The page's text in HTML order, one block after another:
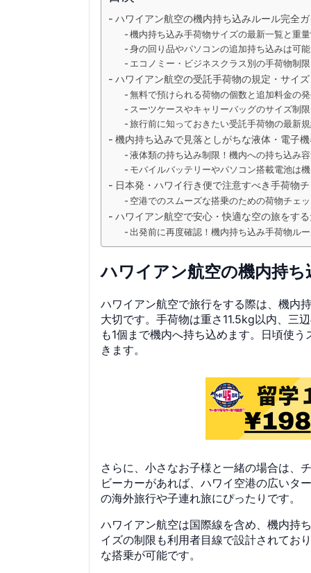
ハワイアン航空の機内持ち込みルール完全
機内持ち込み手荷物サイズの最新一覧と重
身の回り品やパソコンの追加持ち込みは可
エコノミー・ビジネスクラス別の手荷物制
ハワイアン航空の受託手荷物の規定・サイ
無料で預けられる荷物の個数と追加料金の
スーツケースやキャリーバッグのサイズ制
旅行前に知っておきたい受託手荷物の最新
機内持ち込みで見落としがちな液体・電子
液体類の持ち込み制限！機内への持ち込み
モバイルバッテリーやパソコン搭載電池は
日本発・ハワイ行き便で注意すべき手荷物
空港でのスムーズな搭乗のための荷物チェ
ハワイアン航空で安心・快適な空の旅をす
出発前に再度確認！機内持ち込み手荷物ル
ハワイアン航空の機内持
ハワイアン航空で旅行をする際は、機内
大切です。手荷物は重さ11.5kg以内、三
も1個まで機内へ持ち込めます。日頃使
きます。
さらに、小さなお子様と一緒の場合は、
ビーカーがあれば、ハワイ空港の広いタ
の海外旅行や子連れ旅にぴったりです。
ハワイアン航空は国際線を含め、機内持
イズの制限も利用者目線で設計されてお
な搭乗が可能です。